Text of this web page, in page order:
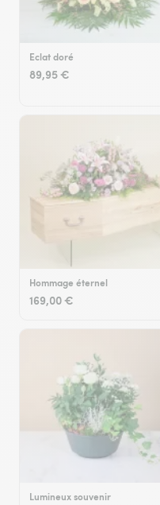
Eclat doré
89,95 €
Hommage éternel
169,00 €
Lumineux souvenir